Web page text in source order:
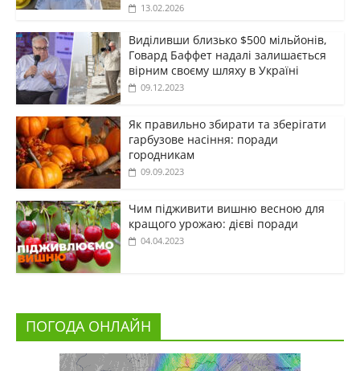
13.02.2026
Виділивши близько $500 мільйонів,
Говард Баффет надалі залишається
вірним своєму шляху в Україні
09.12.2023
Як правильно збирати та зберігати
гарбузове насіння: поради
городникам
09.09.2023
Чим підживити вишню весною для
кращого урожаю: дієві поради
04.04.2023
ПОГОДА ОНЛАЙН